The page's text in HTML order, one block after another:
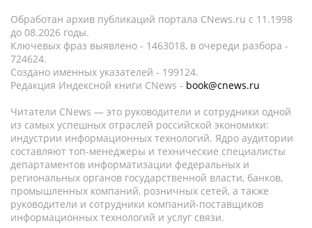
Обработан архив публикаций портала CNews.ru c 11.1998
до 08.2026 годы.
Ключевых фраз выявлено - 1463018, в очереди разбора -
724624.
Создано именных указателей - 199124.
Редакция Индексной книги CNews - book@cnews.ru
Читатели CNews — это руководители и сотрудники одной
из самых успешных отраслей российской экономики:
индустрии информационных технологий. Ядро аудитории
составляют топ-менеджеры и технические специалисты
департаментов информатизации федеральных и
региональных органов государственной власти, банков,
промышленных компаний, розничных сетей, а также
руководители и сотрудники компаний-поставщиков
информационных технологий и услуг связи.